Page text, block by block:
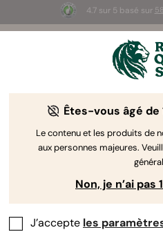
4.7 sur 5 basé sur
☀️ Summer Sales :
certains produits ! ⏤
The
Articles Cannabis Lifestyle
Êtes-vous âgé de
Le contenu et les produits de
aux personnes majeures.
Non, je n’ai pas
J’accepte les